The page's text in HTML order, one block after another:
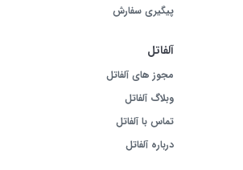
پیگیری سفارش
آلفاتل
مجوز های آلفاتل
وبلاگ آلفاتل
تماس با آلفاتل
درباره آلفاتل